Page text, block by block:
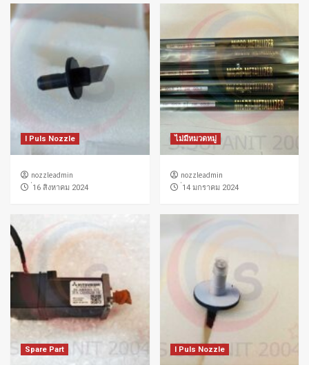
I Puls Nozzle
nozzleadmin
่16 สิงหาคม 2024
ไม่มีหมวดหมู่
nozzleadmin
่14 มกราคม 2024
Spare Part I Puls Nozzle